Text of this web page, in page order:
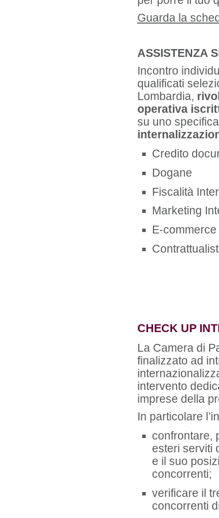
Guarda la
ASSISTENZA
Incontro
qualificati
Lombardia,
operativa
su uno
Credito
Dogane
Fiscalità
Marketing
E-commerce
CHECK UP
La Camera di
finalizzato ad
intervento
imprese della
In particolare
confrontare,
esteri serviti
e il suo
concorrenti;
verificare il
concorrenti